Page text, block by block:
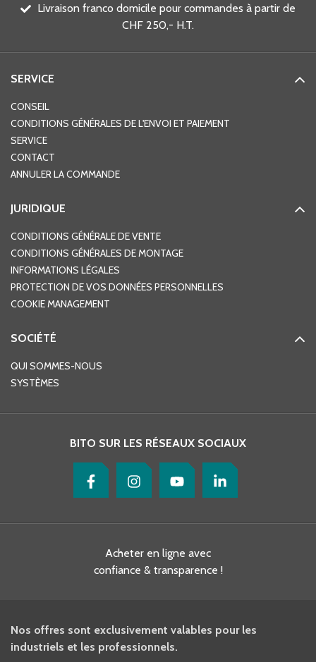
Livraison franco domicile pour commandes à partir de
CHF 250,- H.T.
SERVICE
CONSEIL
CONDITIONS GÉNÉRALES DE L'ENVOI ET PAIEMENT
SERVICE
CONTACT
ANNULER LA COMMANDE
JURIDIQUE
CONDITIONS GÉNÉRALE DE VENTE
CONDITIONS GÉNÉRALES DE MONTAGE
INFORMATIONS LÉGALES
PROTECTION DE VOS DONNÉES PERSONNELLES
COOKIE MANAGEMENT
SOCIÉTÉ
QUI SOMMES-NOUS
SYSTÈMES
BITO SUR LES RÉSEAUX SOCIAUX
Acheter en ligne avec
confiance & transparence !
Nos offres sont exclusivement valables pour les
industriels et les professionnels.